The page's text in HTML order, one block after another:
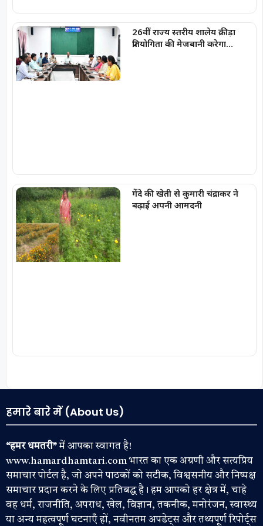
26वीं राज्य स्तरीय शालेय क्रीड़ा
प्रतियोगिता की मेजबानी करेगा
गेंदे की खेती से कुमारी चंद्राकर ने
बढ़ाई अपनी आमदनी
हमारे बारे में (About Us)
“हमर धमतरी”में आपका स्वागत है!
www.hamardhamtari.com भारत का एक अग्रणी और सत्यप्रिय
समाचार पोर्टल है, जो अपने पाठकों को सटीक, विश्वसनीय और निष्पक्ष
समाचार प्रदान करने के लिए प्रतिबद्ध है। हम आपको हर क्षेत्र में, चाहे
वह धर्म, राजनीति, अपराध, खेल, विज्ञान, तकनीक, मनोरंजन, स्वास्थ्य
या अन्य महत्वपूर्ण घटनाएँ हों, नवीनतम अपडेट्स और तथ्यपूर्ण रिपोर्ट्स